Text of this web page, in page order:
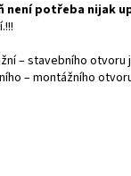
není potřeba nijak
– stavebního otvoru
– montážního